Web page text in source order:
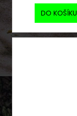
DO KOŠÍKU